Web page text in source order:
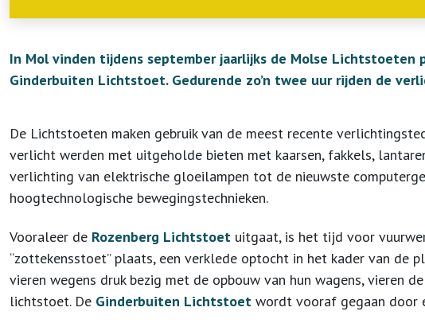
In Mol vinden tijdens september jaarlijks de Molse Lichtstoeten
Ginderbuiten Lichtstoet. Gedurende zo’n twee uur rijden de
De Lichtstoeten maken gebruik van de meest recente
verlicht werden met uitgeholde bieten met kaarsen, fakkels,
verlichting van elektrische gloeilampen tot de nieuwste
hoogtechnologische bewegingstechnieken.
Vooraleer de Rozenberg Lichtstoet uitgaat, is het tijd voor
“zottekensstoet” plaats, een verklede optocht in het kader van de
vieren wegens druk bezig met de opbouw van hun wagens, vieren
lichtstoet. De Ginderbuiten Lichtstoet wordt vooraf gegaan door